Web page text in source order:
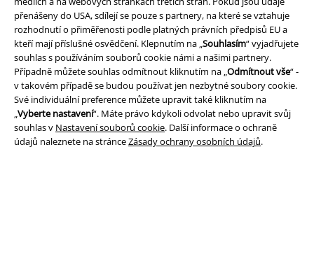
přenášeny do USA, sdílejí se pouze s partnery, na které se vztahuje
rozhodnutí o přiměřenosti podle platných právních předpisů EU a
kteří mají příslušné osvědčení. Klepnutím na „Souhlasím“ vyjadřujete
souhlas s používáním souborů cookie námi a našimi partnery.
Případně můžete souhlas odmítnout kliknutím na „Odmítnout vše“ -
v takovém případě se budou používat jen nezbytné soubory cookie.
Své individuální preference můžete upravit také kliknutím na
„Vyberte nastavení“. Máte právo kdykoli odvolat nebo upravit svůj
souhlas v Nastavení souborů cookie. Další informace o ochraně
údajů naleznete na stránceZásady ochrany osobních údajů.
Balíkovna Balík Do ruky
EMP aplikaci
Stáhněte si novou EMP aplikaci zdarma a využijte všechny nové
funkce a výhody!